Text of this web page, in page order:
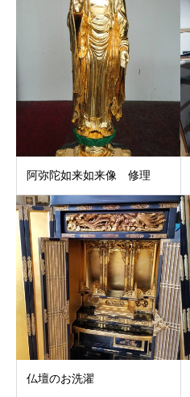
阿弥陀如来如来像 修理
仏壇のお洗濯